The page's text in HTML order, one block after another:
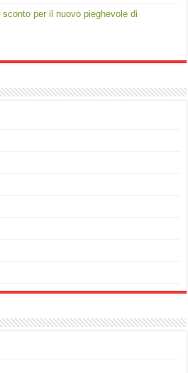
sconto per il nuovo pieghevole di